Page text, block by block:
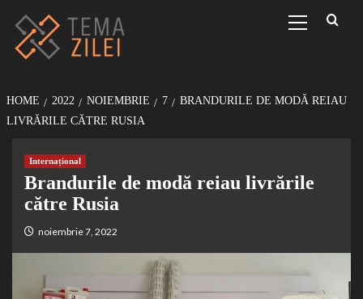
conținut
Menu
HOME 2022 NOIEMBRIE 7
BRANDURILE DE MODĂ REIAU
LIVRĂRILE CĂTRE RUSIA
Internațional
Brandurile de modă reiau livrările
către Rusia
noiembrie 7, 2022